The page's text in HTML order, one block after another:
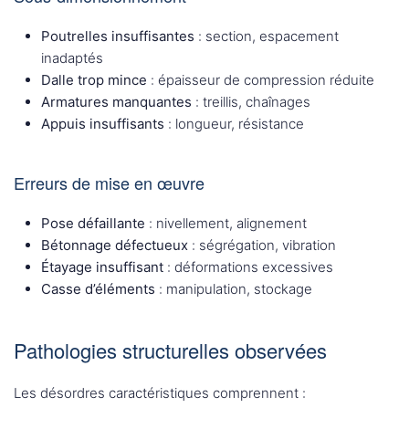
Poutrelles insuffisantes : section, espacement
inadaptés
Dalle trop mince : épaisseur de compression réduite
Armatures manquantes : treillis, chaînages
Appuis insuffisants : longueur, résistance
Erreurs de mise en œuvre
Pose défaillante : nivellement, alignement
Bétonnage défectueux : ségrégation, vibration
Étayage insuffisant : déformations excessives
Casse d’éléments : manipulation, stockage
Pathologies structurelles observées
Les désordres caractéristiques comprennent :